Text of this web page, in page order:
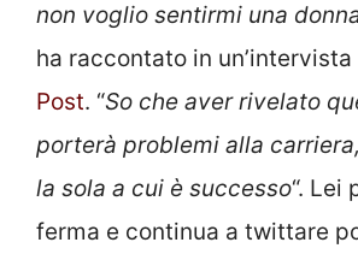
non voglio sentirmi una
ha raccontato in un’intervista
Post. “So che aver rivelato
porterà problemi alla
la sola a cui è successo“. Lei
ferma e continua a twittare